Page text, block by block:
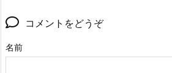
コメントをどうぞ
名前